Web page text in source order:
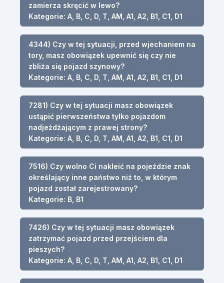
zamierza skręcić w lewo?
Kategorie: A, B, C, D, T, AM, A1, A2, B1, C1, D1
4344) Czy w tej sytuacji, przed wjechaniem na
tory, masz obowiązek upewnić się czy nie
zbliża się pojazd szynowy?
Kategorie: A, B, C, D, T, AM, A1, A2, B1, C1, D1
7281) Czy w tej sytuacji masz obowiązek
ustąpić pierwszeństwa tylko pojazdom
nadjeżdżającym z prawej strony?
Kategorie: A, B, C, D, T, AM, A1, A2, B1, C1, D1
7516) Czy wolno Ci nakleić na pojeździe znak
określający inne państwo niż to, w którym
pojazd został zarejestrowany?
Kategorie: B, B1
7426) Czy w tej sytuacji masz obowiązek
zatrzymać pojazd przed przejściem dla
pieszych?
Kategorie: A, B, C, D, T, AM, A1, A2, B1, C1, D1